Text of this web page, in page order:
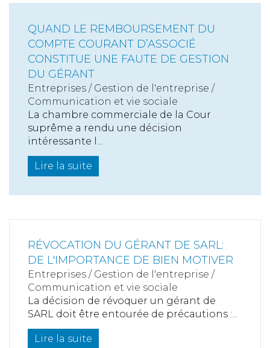
QUAND LE REMBOURSEMENT DU
COMPTE COURANT D’ASSOCIÉ
CONSTITUE UNE FAUTE DE GESTION
DU GÉRANT
Entreprises / Gestion de l'entreprise /
Communication et vie sociale
La chambre commerciale de la Cour
suprême a rendu une décision
intéressante l...
Lire la suite
RÉVOCATION DU GÉRANT DE SARL:
DE L'IMPORTANCE DE BIEN MOTIVER
Entreprises / Gestion de l'entreprise /
Communication et vie sociale
La décision de révoquer un gérant de
SARL doit être entourée de précautions :...
Lire la suite